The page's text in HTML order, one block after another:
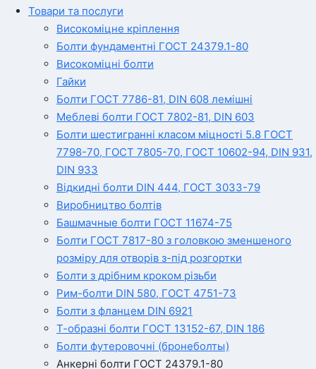
Товари та послуги
Високоміцне кріплення
Болти фундаментні ГОСТ 24379.1-80
Високоміцні болти
Гайки
Болти ГОСТ 7786-81, DIN 608 лемішні
Меблеві болти ГОСТ 7802-81, DIN 603
Болти шестигранні класом міцності 5.8 ГОСТ
7798-70, ГОСТ 7805-70, ГОСТ 10602-94, DIN 931,
DIN 933
Відкидні болти DIN 444, ГОСТ 3033-79
Виробництво болтів
Башмачные болти ГОСТ 11674-75
Болти ГОСТ 7817-80 з головкою зменшеного
розміру для отворів з-під розгортки
Болти з дрібним кроком різьби
Рим-болти DIN 580, ГОСТ 4751-73
Болти з фланцем DIN 6921
Т-образні болти ГОСТ 13152-67, DIN 186
Болти футеровочні (бронеболты)
Анкерні болти ГОСТ 24379.1-80